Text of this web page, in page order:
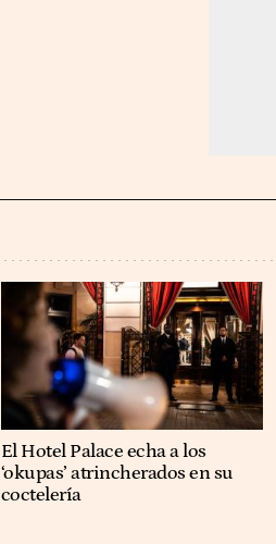
El Hotel Palace echa a los
‘okupas’ atrincherados en su
coctelería